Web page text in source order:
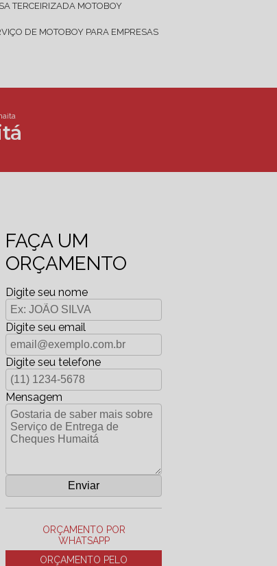
TERCEIRIZADA MOTOBOY
DE MOTOBOY PARA EMPRESAS
FAÇA UM
ORÇAMENTO
Digite seu nome
Digite seu email
Digite seu telefone
Mensagem
ORÇAMENTO POR
WHATSAPP
ORÇAMENTO PELO